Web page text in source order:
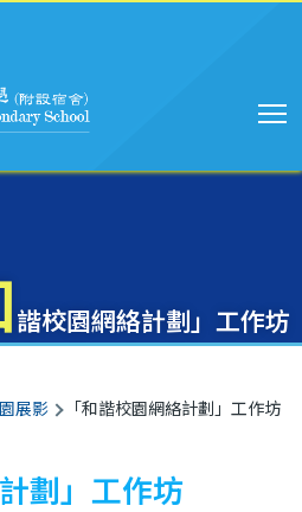
諧校園網絡計劃」工作坊
展影 「和諧校園網絡計劃」工作坊
劃」工作坊